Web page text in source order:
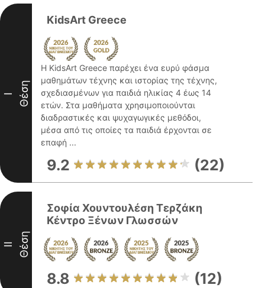
I Θέση
KidsArt Greece
Η KidsArt Greece παρέχει ένα ευρύ φάσμα
μαθημάτων τέχνης και ιστορίας της τέχνης,
σχεδιασμένων για παιδιά ηλικίας 4 έως 14
ετών. Στα μαθήματα χρησιμοποιούνται
διαδραστικές και ψυχαγωγικές μεθόδοι,
μέσα από τις οποίες τα παιδιά έρχονται σε
επαφή ...
9.2 (22)
II Θέση
Σοφία Χουντουλέση Τερζάκη
Κέντρο Ξένων Γλωσσών
8.8 (12)